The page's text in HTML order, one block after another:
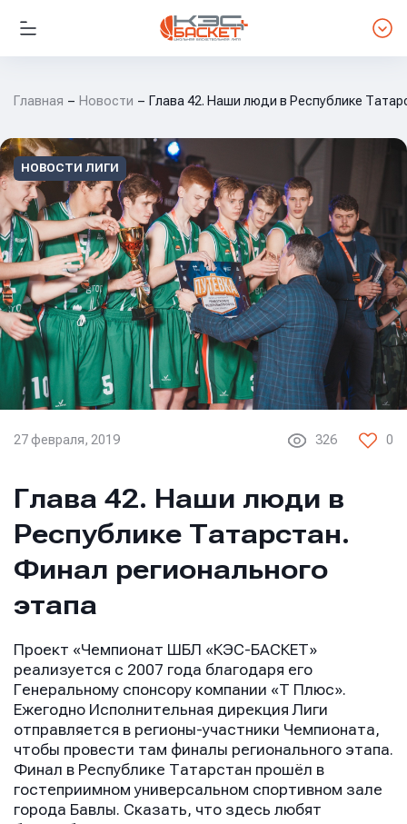
Главная Новости Глава 42. Наши люди в Республике
НОВОСТИ ЛИГИ
27 февраля, 2019 326 0
Глава 42. Наши люди в
Республике Татарстан.
Финал регионального
этапа
Проект «Чемпионат ШБЛ «КЭС-БАСКЕТ»
реализуется с 2007 года благодаря его
Генеральному спонсору компании «Т Плюс».
Ежегодно Исполнительная дирекция Лиги
отправляется в регионы-участники Чемпионата,
чтобы провести там финалы регионального этапа.
Финал в Республике Татарстан прошёл в
гостеприимном универсальном спортивном зале
города Бавлы. Сказать, что здесь любят